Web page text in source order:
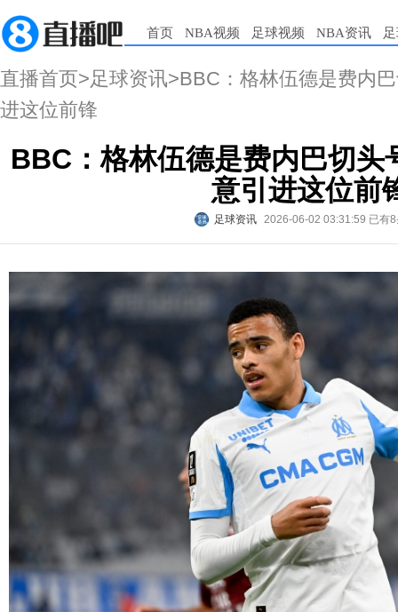
首页 NBA视频 足球视频 NBA资讯
直播首页>足球资讯>BBC：格林伍德是费内
进这位前锋
BBC：格林伍德是费内巴切头
意引进这位前
足球资讯 2026-06-02 03:31:59 已有